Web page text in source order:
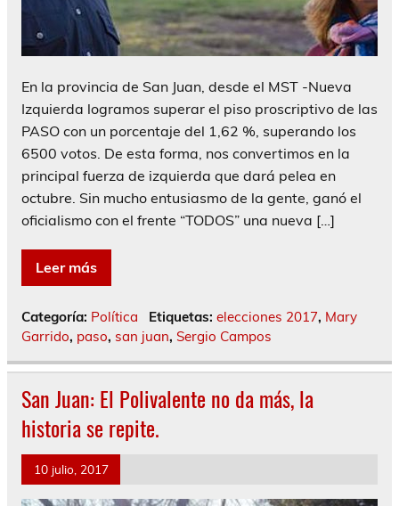
En la provincia de San Juan, desde el MST -Nueva
Izquierda logramos superar el piso proscriptivo de las
PASO con un porcentaje del 1,62 %, superando los
6500 votos. De esta forma, nos convertimos en la
principal fuerza de izquierda que dará pelea en
octubre. Sin mucho entusiasmo de la gente, ganó el
oficialismo con el frente “TODOS” una nueva […]
Leer más
Categoría: Política Etiquetas: elecciones 2017, Mary
Garrido, paso, san juan, Sergio Campos
San Juan: El Polivalente no da más, la
historia se repite.
10 julio, 2017